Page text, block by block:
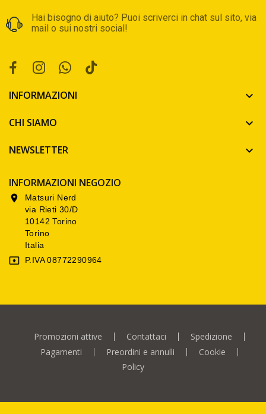
Hai bisogno di aiuto? Puoi scriverci in chat sul sito, via
mail o sui nostri social!
INFORMAZIONI 
CHI SIAMO 
NEWSLETTER 
INFORMAZIONI NEGOZIO

Matsuri Nerd
via Rieti 30/D
10142 Torino
Torino
Italia
 P.IVA 08772290964
Promozioni attive Contattaci
Spedizione
Pagamenti
Preordini e annulli
Cookie
Policy